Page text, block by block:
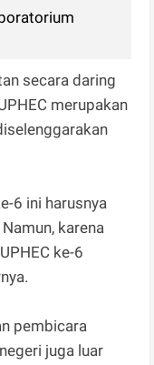
secara daring
merupakan
6 ini harusnya
karena
ke-6
pembicara
juga luar